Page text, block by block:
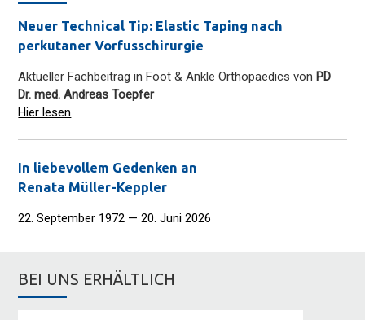
Neuer Technical Tip: Elastic Taping nach
perkutaner Vorfusschirurgie
Aktueller Fachbeitrag in Foot & Ankle Orthopaedics von PD
Dr. med. Andreas Toepfer
Hier lesen
In liebevollem Gedenken an
Renata Müller-Keppler
22. September 1972 — 20. Juni 2026
BEI UNS ERHÄLTLICH